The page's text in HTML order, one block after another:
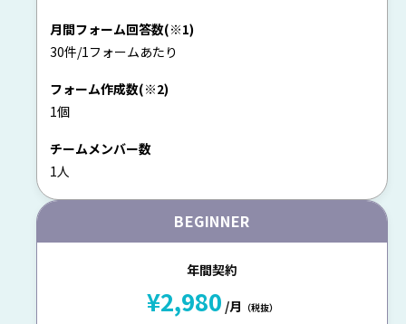
月間フォーム回答数(※1)
30件/1フォームあたり
フォーム作成数(※2)
1個
チームメンバー数
1人
BEGINNER
年間契約
¥2,980 /月 （税抜）